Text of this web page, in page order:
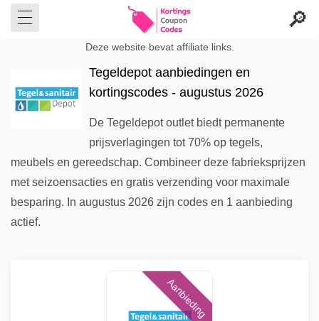
Deze website bevat affiliate links.
Tegeldepot aanbiedingen en
kortingscodes - augustus 2026
De Tegeldepot outlet biedt permanente
prijsverlagingen tot 70% op tegels,
meubels en gereedschap. Combineer deze fabrieksprijzen
met seizoensacties en gratis verzending voor maximale
besparing. In augustus 2026 zijn codes en 1 aanbieding
actief.
Aanbieding